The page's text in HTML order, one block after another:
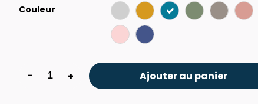
Couleur
Gris
Clair
Jaune
Moutarde
Bleu
Canard
Vert
Olive
TaupeRose
Poudré
Rose
Bébé
Bleu
Océan
- + Ajouter au panier